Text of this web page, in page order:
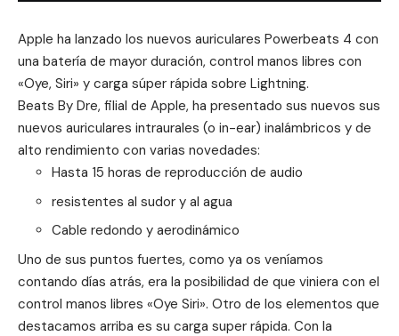
Apple ha lanzado los nuevos auriculares Powerbeats 4 con
una batería de mayor duración, control manos libres con
«Oye, Siri» y carga súper rápida sobre Lightning.
Beats By Dre, filial de Apple, ha presentado sus nuevos sus
nuevos auriculares intraurales (o in-ear) inalámbricos y de
alto rendimiento con varias novedades:
Hasta 15 horas de reproducción de audio
resistentes al sudor y al agua
Cable redondo y aerodinámico
Uno de sus puntos fuertes, como ya os veníamos
contando días atrás, era la posibilidad de que viniera con el
control manos libres «Oye Siri». Otro de los elementos que
destacamos arriba es su carga super rápida. Con la